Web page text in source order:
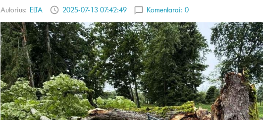
Autorius: ELTA 2025-07-13 07:42:49 Komentarai: 0